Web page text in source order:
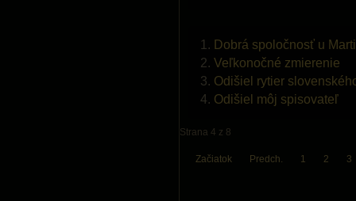
Dobrá spoločnosť u
Veľkonočné zmierenie
Odišiel rytier
Odišiel môj spisovateľ
Strana 4 z 8
Začiatok Predch. 1 2 3